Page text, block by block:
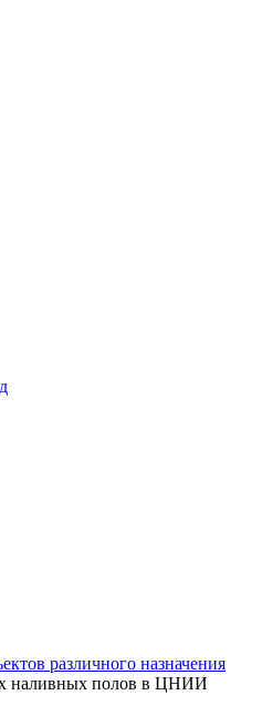
различного назначения
наливных полов в ЦНИИ